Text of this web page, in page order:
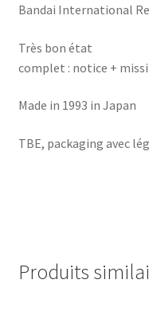
Bandai International
Très bon état
complet : notice +
Made in 1993 in Japan
TBE, packaging avec
Produits